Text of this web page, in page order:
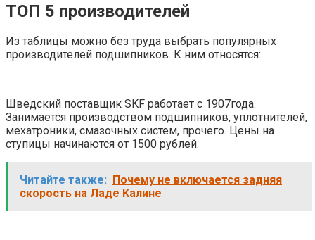
ТОП 5 производителей
Из таблицы можно без труда выбрать популярных
производителей подшипников. К ним относятся:
Шведский поставщик SKF работает с 1907года.
Занимается производством подшипников, уплотнителей,
мехатроники, смазочных систем, прочего. Цены на
ступицы начинаются от 1500 рублей.
Читайте также:
Почему не включается задняя
скорость на Ладе Калине